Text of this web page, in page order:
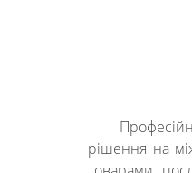
рішення на